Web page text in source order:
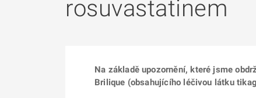
rosuvastatinem
Na základě upozornění, které jsme
Brilique (obsahujícího léčivou látku